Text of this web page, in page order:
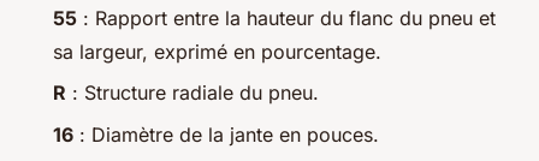
55 : Rapport entre la hauteur du flanc du pneu et
sa largeur, exprimé en pourcentage.
R : Structure radiale du pneu.
16 : Diamètre de la jante en pouces.